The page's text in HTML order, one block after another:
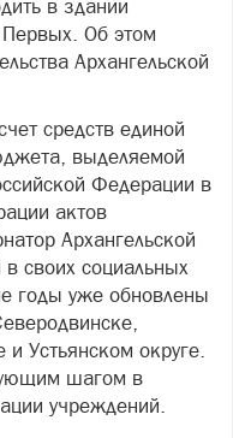
в здании
Об этом
Архангельской
средств единой
выделяемой
Федерации в
актов
Архангельской
своих социальных
годы уже обновлены
Устьянском округе.
шагом в
учреждений.